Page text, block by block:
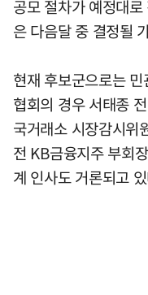
공모 절차가 예정대
은 다음달 중 결정될
현재 후보군으로는
협회의 경우 서태종
국거래소 시장감시위
전 KB금융지주 부회
계 인사도 거론되고